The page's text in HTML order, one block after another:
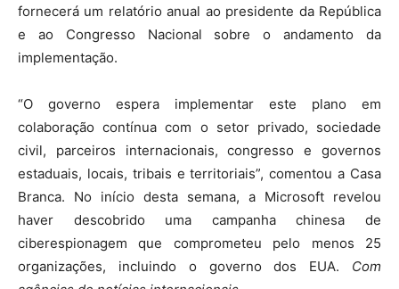
fornecerá um relatório anual ao presidente da República
e ao Congresso Nacional sobre o andamento da
implementação.
“O governo espera implementar este plano em
colaboração contínua com o setor privado, sociedade
civil, parceiros internacionais, congresso e governos
estaduais, locais, tribais e territoriais”, comentou a Casa
Branca. No início desta semana, a Microsoft revelou
haver descobrido uma campanha chinesa de
ciberespionagem que comprometeu pelo menos 25
organizações, incluindo o governo dos EUA. Com